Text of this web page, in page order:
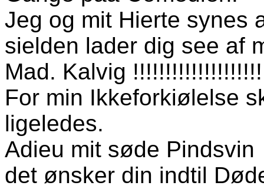
Jeg og mit Hierte synes
sielden lader dig see af
Mad. Kalvig
For min Ikkeforkiølelse
ligeledes.
Adieu mit søde Pindsvin
det ønsker din indtil